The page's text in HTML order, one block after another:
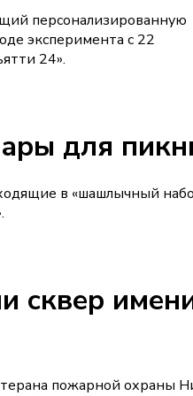
персонализированную
эксперимента с 22
24».
для
в «шашлычный
сквер
пожарной охраны